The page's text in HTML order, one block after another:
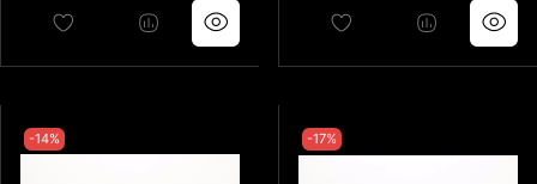
-14% -17%